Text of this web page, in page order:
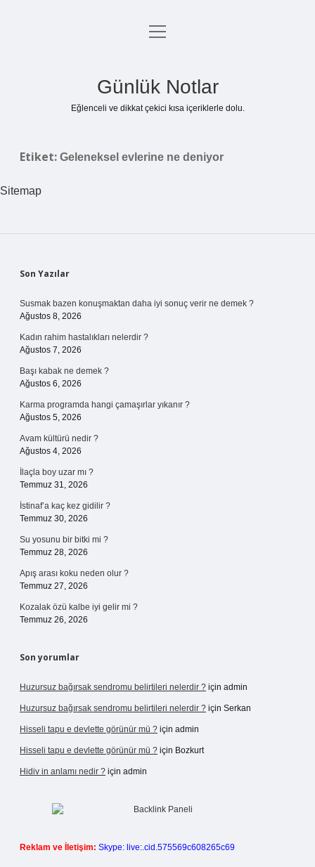
Anasayfa
menüyü
Günlük Notlar
Eğlenceli ve dikkat çekici kısa içeriklerle dolu.
Etiket: Geleneksel evlerine ne deniyor
Sitemap
Sidebar
Son Yazılar
Susmak bazen konuşmaktan daha iyi sonuç verir ne demek ?
Ağustos 8, 2026
Kadın rahim hastalıkları nelerdir ?
Ağustos 7, 2026
Başı kabak ne demek ?
Ağustos 6, 2026
Karma programda hangi çamaşırlar yıkanır ?
Ağustos 5, 2026
Avam kültürü nedir ?
Ağustos 4, 2026
İlaçla boy uzar mı ?
Temmuz 31, 2026
İstinaf’a kaç kez gidilir ?
Temmuz 30, 2026
Su yosunu bir bitki mi ?
Temmuz 28, 2026
Apış arası koku neden olur ?
Temmuz 27, 2026
Kozalak özü kalbe iyi gelir mi ?
Temmuz 26, 2026
Son yorumlar
Huzursuz bağırsak sendromu belirtileri nelerdir ? için admin
Huzursuz bağırsak sendromu belirtileri nelerdir ? için Serkan
Hisseli tapu e devlette görünür mü ? için admin
Hisseli tapu e devlette görünür mü ? için Bozkurt
Hidiv in anlamı nedir ? için admin
Reklam ve İletişim: Skype: live:.cid.575569c608265c69